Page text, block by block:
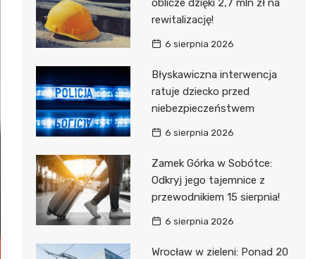
oblicze dzięki 2,7 mln zł na
rewitalizację!
6 sierpnia 2026
Błyskawiczna interwencja
ratuje dziecko przed
niebezpieczeństwem
6 sierpnia 2026
Zamek Górka w Sobótce:
Odkryj jego tajemnice z
przewodnikiem 15 sierpnia!
6 sierpnia 2026
Wrocław w zieleni: Ponad 20